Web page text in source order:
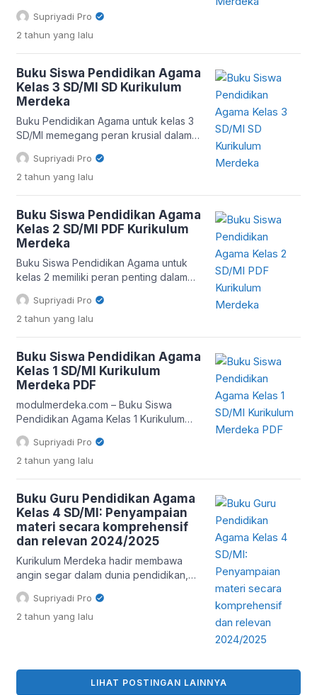
hadirnya “Buku Guru Agama Katolik
Kelas 7 Kurikulum Merdeka.” Buku ini
bukan sekadar panduan mengajar
lebih bermakna dan relevan bagi siswa.
Fleksibilitas dan Kreativitas dalam
Mengajar Buku Guru Agama Katolik
Kelas 7 Kurikulum Merdeka
memberikan keleluasaan bagi […]
Supriyadi Pro
2 tahun yang lalu
Buku Siswa Pendidikan Agama
Kelas 3 SD/MI SD Kurikulum
Merdeka
Buku Pendidikan Agama untuk kelas 3
SD/MI memegang peran krusial dalam
membentuk karakter dan moral anak di
usia emas mereka. Pada tahap ini,
anak-anak mulai memahami konsep-
dalam kehidupan sehari-hari. Isi dan
Manfaat Buku Pendidikan Agama Kelas
3 Buku-buku ini biasanya mencakup
beragam topik, seperti: Dengan
mempelajari […]
Supriyadi Pro
2 tahun yang lalu
Buku Siswa Pendidikan Agama
Kelas 2 SD/MI PDF Kurikulum
Merdeka
Buku Siswa Pendidikan Agama untuk
kelas 2 memiliki peran penting dalam
membentuk pondasi karakter anak di
usia emas mereka. Di masa inilah, anak-
anak mulai menyerap nilai-nilai moral
berinteraksi dengan orang lain. Buku-
buku ini tidak hanya mengajarkan
tentang agama secara teoritis, tetapi
juga mengintegrasikan nilai-nilai
tersebut […]
Supriyadi Pro
2 tahun yang lalu
Buku Siswa Pendidikan Agama
Kelas 1 SD/MI Kurikulum
Merdeka PDF
modulmerdeka.com – Buku Siswa
Pendidikan Agama Kelas 1 Kurikulum
Merdeka didesain secara khusus untuk
membentuk karakter anak sejak dini
melalui pendekatan yang lebih relevan
menyajikan materi agama secara
dogmatis, tetapi mengajak siswa untuk
aktif mengeksplorasi nilai-nilai agama
dalam kehidupan sehari-hari.
Pendekatan pembelajaran yang
berpusat […]
Supriyadi Pro
2 tahun yang lalu
Buku Guru Pendidikan Agama
Kelas 4 SD/MI: Penyampaian
materi secara komprehensif
dan relevan 2024/2025
Kurikulum Merdeka hadir membawa
angin segar dalam dunia pendidikan,
termasuk dalam pembelajaran
Pendidikan Agama di tingkat Sekolah
Dasar (SD) dan Madrasah Ibtidaiyah
SD/MI Kurikulum Merdeka. Buku ini
menjadi panduan esensial bagi para
Supriyadi Pro
2 tahun yang lalu
LIHAT POSTINGAN LAINNYA